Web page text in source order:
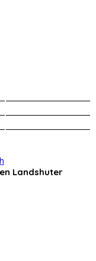
Landshuter